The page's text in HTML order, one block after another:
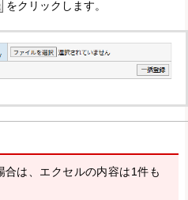
をクリックします。
合は、エクセルの内容は1件も